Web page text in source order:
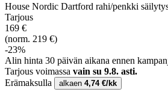
House Nordic Dartford rahi/penkki
Tarjous
169 €
(norm. 219 €)
-23%
Alin hinta 30 päivän aikana ennen
Tarjous voimassa vain su 9.8. asti.
Erämaksulla
alkaen 4,74 €/kk